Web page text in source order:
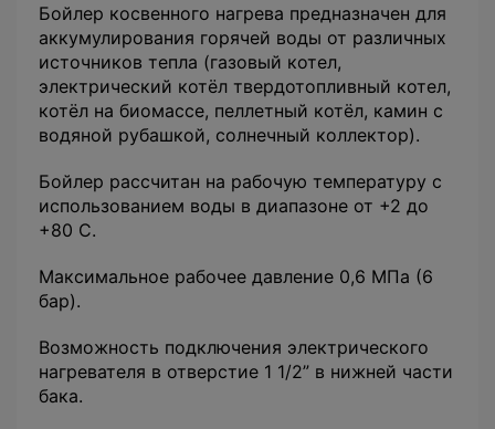
Бойлер косвенного нагрева предназначен для
аккумулирования горячей воды от различных
источников тепла (газовый котел,
электрический котёл твердотопливный котел,
котёл на биомассе, пеллетный котёл, камин с
водяной рубашкой, солнечный коллектор).
Бойлер рассчитан на рабочую температуру с
использованием воды в диапазоне от +2 до
+80 С.
Максимальное рабочее давление 0,6 МПа (6
бар).
Возможность подключения электрического
нагревателя в отверстие 1 1/2” в нижней части
бака.